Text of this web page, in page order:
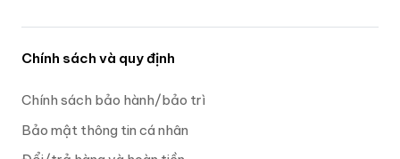
Chính sách và quy định
Chính sách bảo hành/bảo trì
Bảo mật thông tin cá nhân